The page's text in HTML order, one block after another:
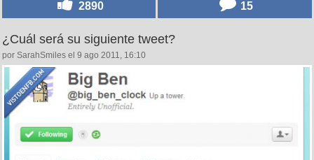
2890 15
¿Cuál será su siguiente tweet?
por SarahSmiles el 9 ago 2011, 16:10